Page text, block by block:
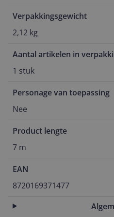
Verpakkingsgewicht
2,12 kg
Aantal artikelen in
1 stuk
Personage van toepassing
Nee
Product lengte
7 m
EAN
8720169371477